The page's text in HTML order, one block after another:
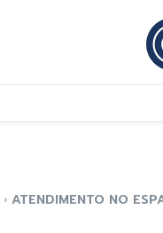
ATENDIMENTO NO